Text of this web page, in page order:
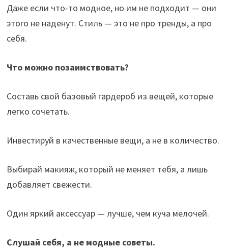
Даже если что-то модное, но им не подходит — они
этого не наденут. Стиль — это не про тренды, а про
себя.
Что можно позаимствовать?
Составь свой базовый гардероб из вещей, которые
легко сочетать.
Инвестируй в качественные вещи, а не в количество.
Выбирай макияж, который не меняет тебя, а лишь
добавляет свежести.
Один яркий аксессуар — лучше, чем куча мелочей.
Слушай себя, а не модные советы.